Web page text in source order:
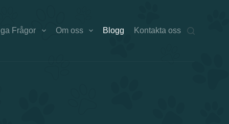
Frågor Om oss Blogg Kontakta oss